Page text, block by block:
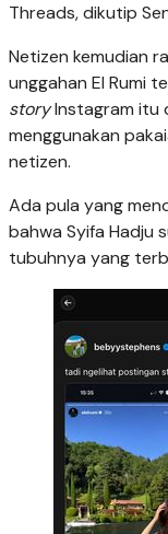
Threads, dikutip
Netizen kemudian
unggahan El Rumi
storyInstagram itu
menggunakan
netizen.
Ada pula yang
bahwa Syifa Hadju
tubuhnya yang